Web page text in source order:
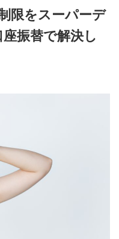
限をスーパーデ
振替で解決し